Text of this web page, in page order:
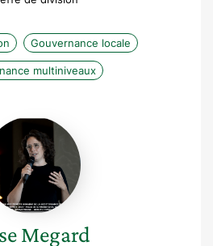
Gouvernance locale
multiniveaux
Rose
Megard
Megard